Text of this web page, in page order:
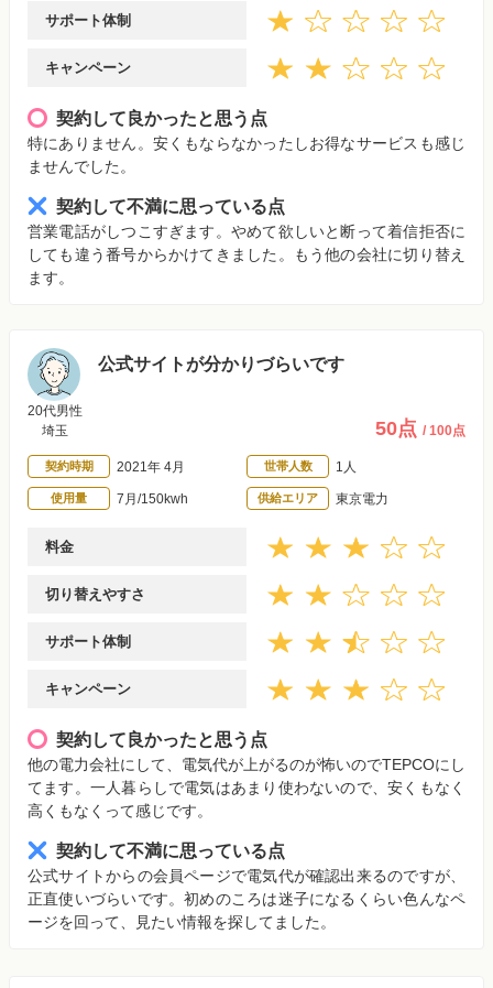
サポート体制
キャンペーン
契約して良かったと思う点
特にありません。安くもならなかったしお得なサービスも感じ
ませんでした。
契約して不満に思っている点
営業電話がしつこすぎます。やめて欲しいと断って着信拒否に
しても違う番号からかけてきました。もう他の会社に切り替え
ます。
公式サイトが分かりづらいです
20代男性
埼玉
50点 / 100点
契約時期 2021年 4月 世帯人数 1人
使用量 7月/150kwh 供給エリア 東京電力
料金
切り替えやすさ
サポート体制
キャンペーン
契約して良かったと思う点
他の電力会社にして、電気代が上がるのが怖いのでTEPCOにし
てます。一人暮らしで電気はあまり使わないので、安くもなく
高くもなくって感じです。
契約して不満に思っている点
公式サイトからの会員ページで電気代が確認出来るのですが、
正直使いづらいです。初めのころは迷子になるくらい色んなペ
ージを回って、見たい情報を探してました。